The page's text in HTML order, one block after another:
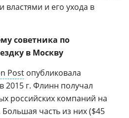
и его ухода в
советника по
в Москву
Post опубликовала
2015 г. Флинн получал
российских компаний на
часть из них ($45